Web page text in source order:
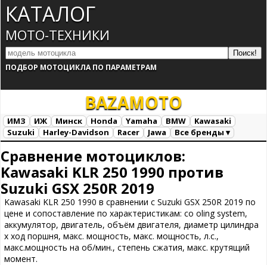
КАТАЛОГ
МОТО-ТЕХНИКИ
ПОДБОР МОТОЦИКЛА ПО ПАРАМЕТРАМ
BAZAMOTO
ИМЗ ИЖ Минск Honda Yamaha BMW
Kawasaki
Suzuki
Harley-Davidson Racer Jawa
Все бренды ▾
Сравнение мотоциклов:
Kawasaki KLR 250 1990 против
Suzuki GSX 250R 2019
Kawasaki KLR 250 1990 в сравнении с Suzuki GSX 250R 2019 по
цене и сопоставление по характеристикам: co oling system,
аккумулятор, двигатель, объём двигателя, диаметр цилиндра
х ход поршня, макс. мощность, макс. мощность, л.с.,
макс.мощность на об/мин., степень сжатия, макс. крутящий
момент.